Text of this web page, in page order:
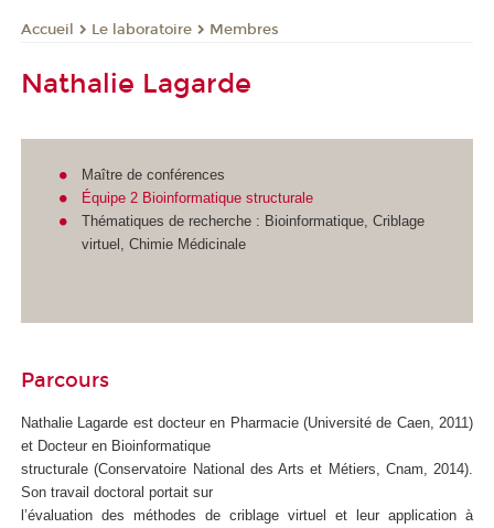
Accueil Le laboratoire Membres
Nathalie Lagarde
Maître de conférences
Équipe 2 Bioinformatique structurale
Thématiques de recherche : Bioinformatique, Criblage
virtuel, Chimie Médicinale
Parcours
Nathalie Lagarde est docteur en Pharmacie (Université de Caen, 2011)
et Docteur en Bioinformatique
structurale (Conservatoire National des Arts et Métiers, Cnam, 2014).
Son travail doctoral portait sur
l’évaluation des méthodes de criblage virtuel et leur application à